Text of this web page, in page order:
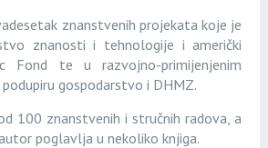
znanstvenih projekata koje je
znanosti i tehnologije i američki
Fond te u razvojno-primijenjenim
gospodarstvo i DHMZ.
100 znanstvenih i stručnih radova, a
poglavlja u nekoliko knjiga.